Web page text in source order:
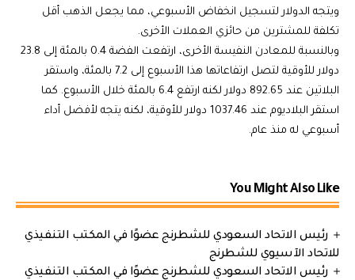
ويتجه الدولار لتسجيل انخفاض الأسبوعي، مما يجعل الذهب أقل
تكلفة للمشترين من حائزي العملات الأخرى.
وبالنسبة للمعادن النفيسة الأخرى، ارتفعت الفضة 0.4 بالمئة إلى 23.8
دولار للأوقية لتصل ارتفاعاتها هذا الأسبوع إلى 7.2 بالمئة، واستقر
البلاتين عند 892.65 دولار لكنه ارتفع 6.4 بالمئة خلال الأسبوع. كما
استقر البلاديوم عند 1037.46 دولار للأوقية، لكنه يتجه لأفضل أداء
أسبوعي له منذ عام.
You Might Also Like
رئيس الاتحاد السعودي للشطرنج عضوًا في المكتب التنفيذي
للاتحاد الآسيوي للشطرنج
رئيس الاتحاد السعودي للشطرنج عضوًا في المكتب التنفيذي